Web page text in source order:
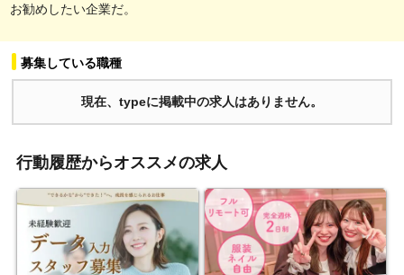
お勧めしたい企業だ。
募集している職種
現在、typeに掲載中の求人はありません。
行動履歴からオススメの求人